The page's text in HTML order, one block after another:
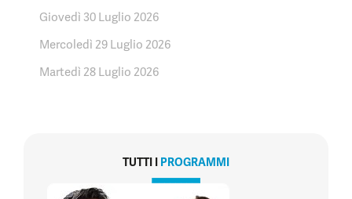
Giovedì 30 Luglio 2026
Mercoledì 29 Luglio 2026
Martedì 28 Luglio 2026
TUTTI I PROGRAMMI